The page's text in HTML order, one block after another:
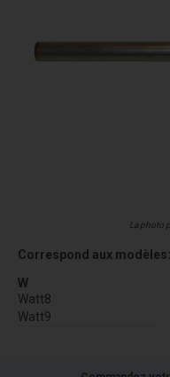
La photo
Correspond aux modèles:
W
Watt8
Watt9